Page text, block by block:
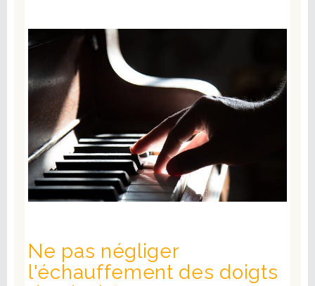
Ne pas négliger
l'échauffement des doigts